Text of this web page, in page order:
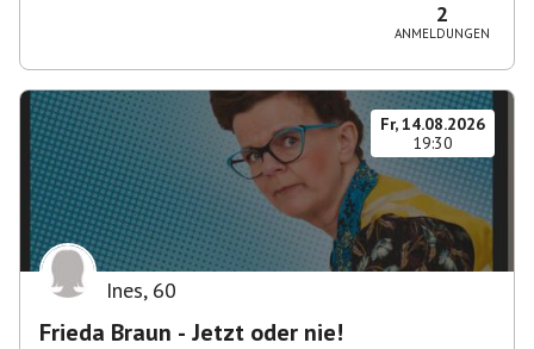
2
ANMELDUNGEN
Fr, 14.08.2026
19:30
Ines, 60
Frieda Braun - Jetzt oder nie!